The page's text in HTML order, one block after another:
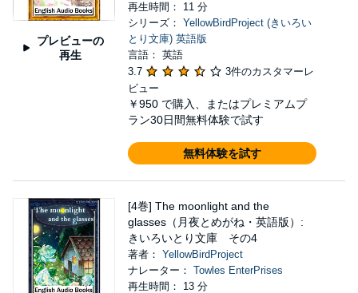
プレビューの
再生
再生時間： 11 分
シリーズ： YellowBirdProject (きいろい
とり文庫) 英語版
言語： 英語
3.7
3件のカスタマーレ
ビュー
￥950 で購入、またはプレミアムプ
ラン30日間無料体験で試す
無料体験を試す
[4巻] The moonlight and the
glasses（月夜とめがね・英語版）:
きいろいとり文庫 その4
著者： YellowBirdProject
ナレーター： Towles EnterPrises
再生時間： 13 分